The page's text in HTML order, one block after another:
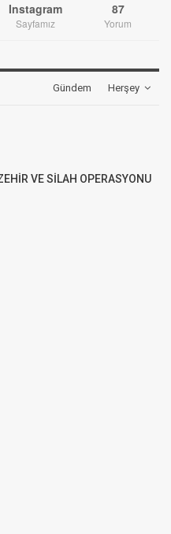
Instagram
Sayfamız
87
Yorum
Herşey
Gündem
VE SİLAH OPERASYONU